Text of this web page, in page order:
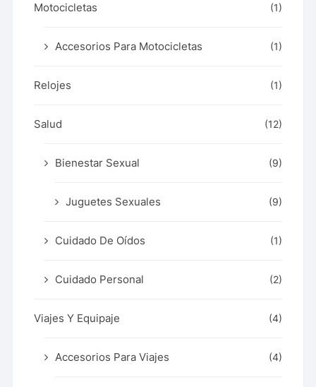
Motocicletas (1)
Accesorios Para Motocicletas (1)
Relojes (1)
Salud (12)
Bienestar Sexual (9)
Juguetes Sexuales (9)
Cuidado De Oídos (1)
Cuidado Personal (2)
Viajes Y Equipaje (4)
Accesorios Para Viajes (4)